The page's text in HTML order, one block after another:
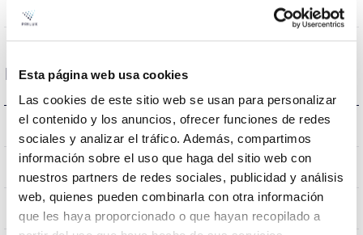
Esta página web usa cookies
Las cookies de este sitio web se usan para personalizar
el contenido y los anuncios, ofrecer funciones de redes
sociales y analizar el tráfico. Además, compartimos
información sobre el uso que haga del sitio web con
nuestros partners de redes sociales, publicidad y análisis
web, quienes pueden combinarla con otra información
que les haya proporcionado o que hayan recopilado a
Dados ópticos
Temperatura de cor 2700K
CRI Índice de repr. cromática 80
Angulo de abertura